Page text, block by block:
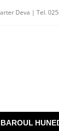
Deva | Tel.
BAROUL